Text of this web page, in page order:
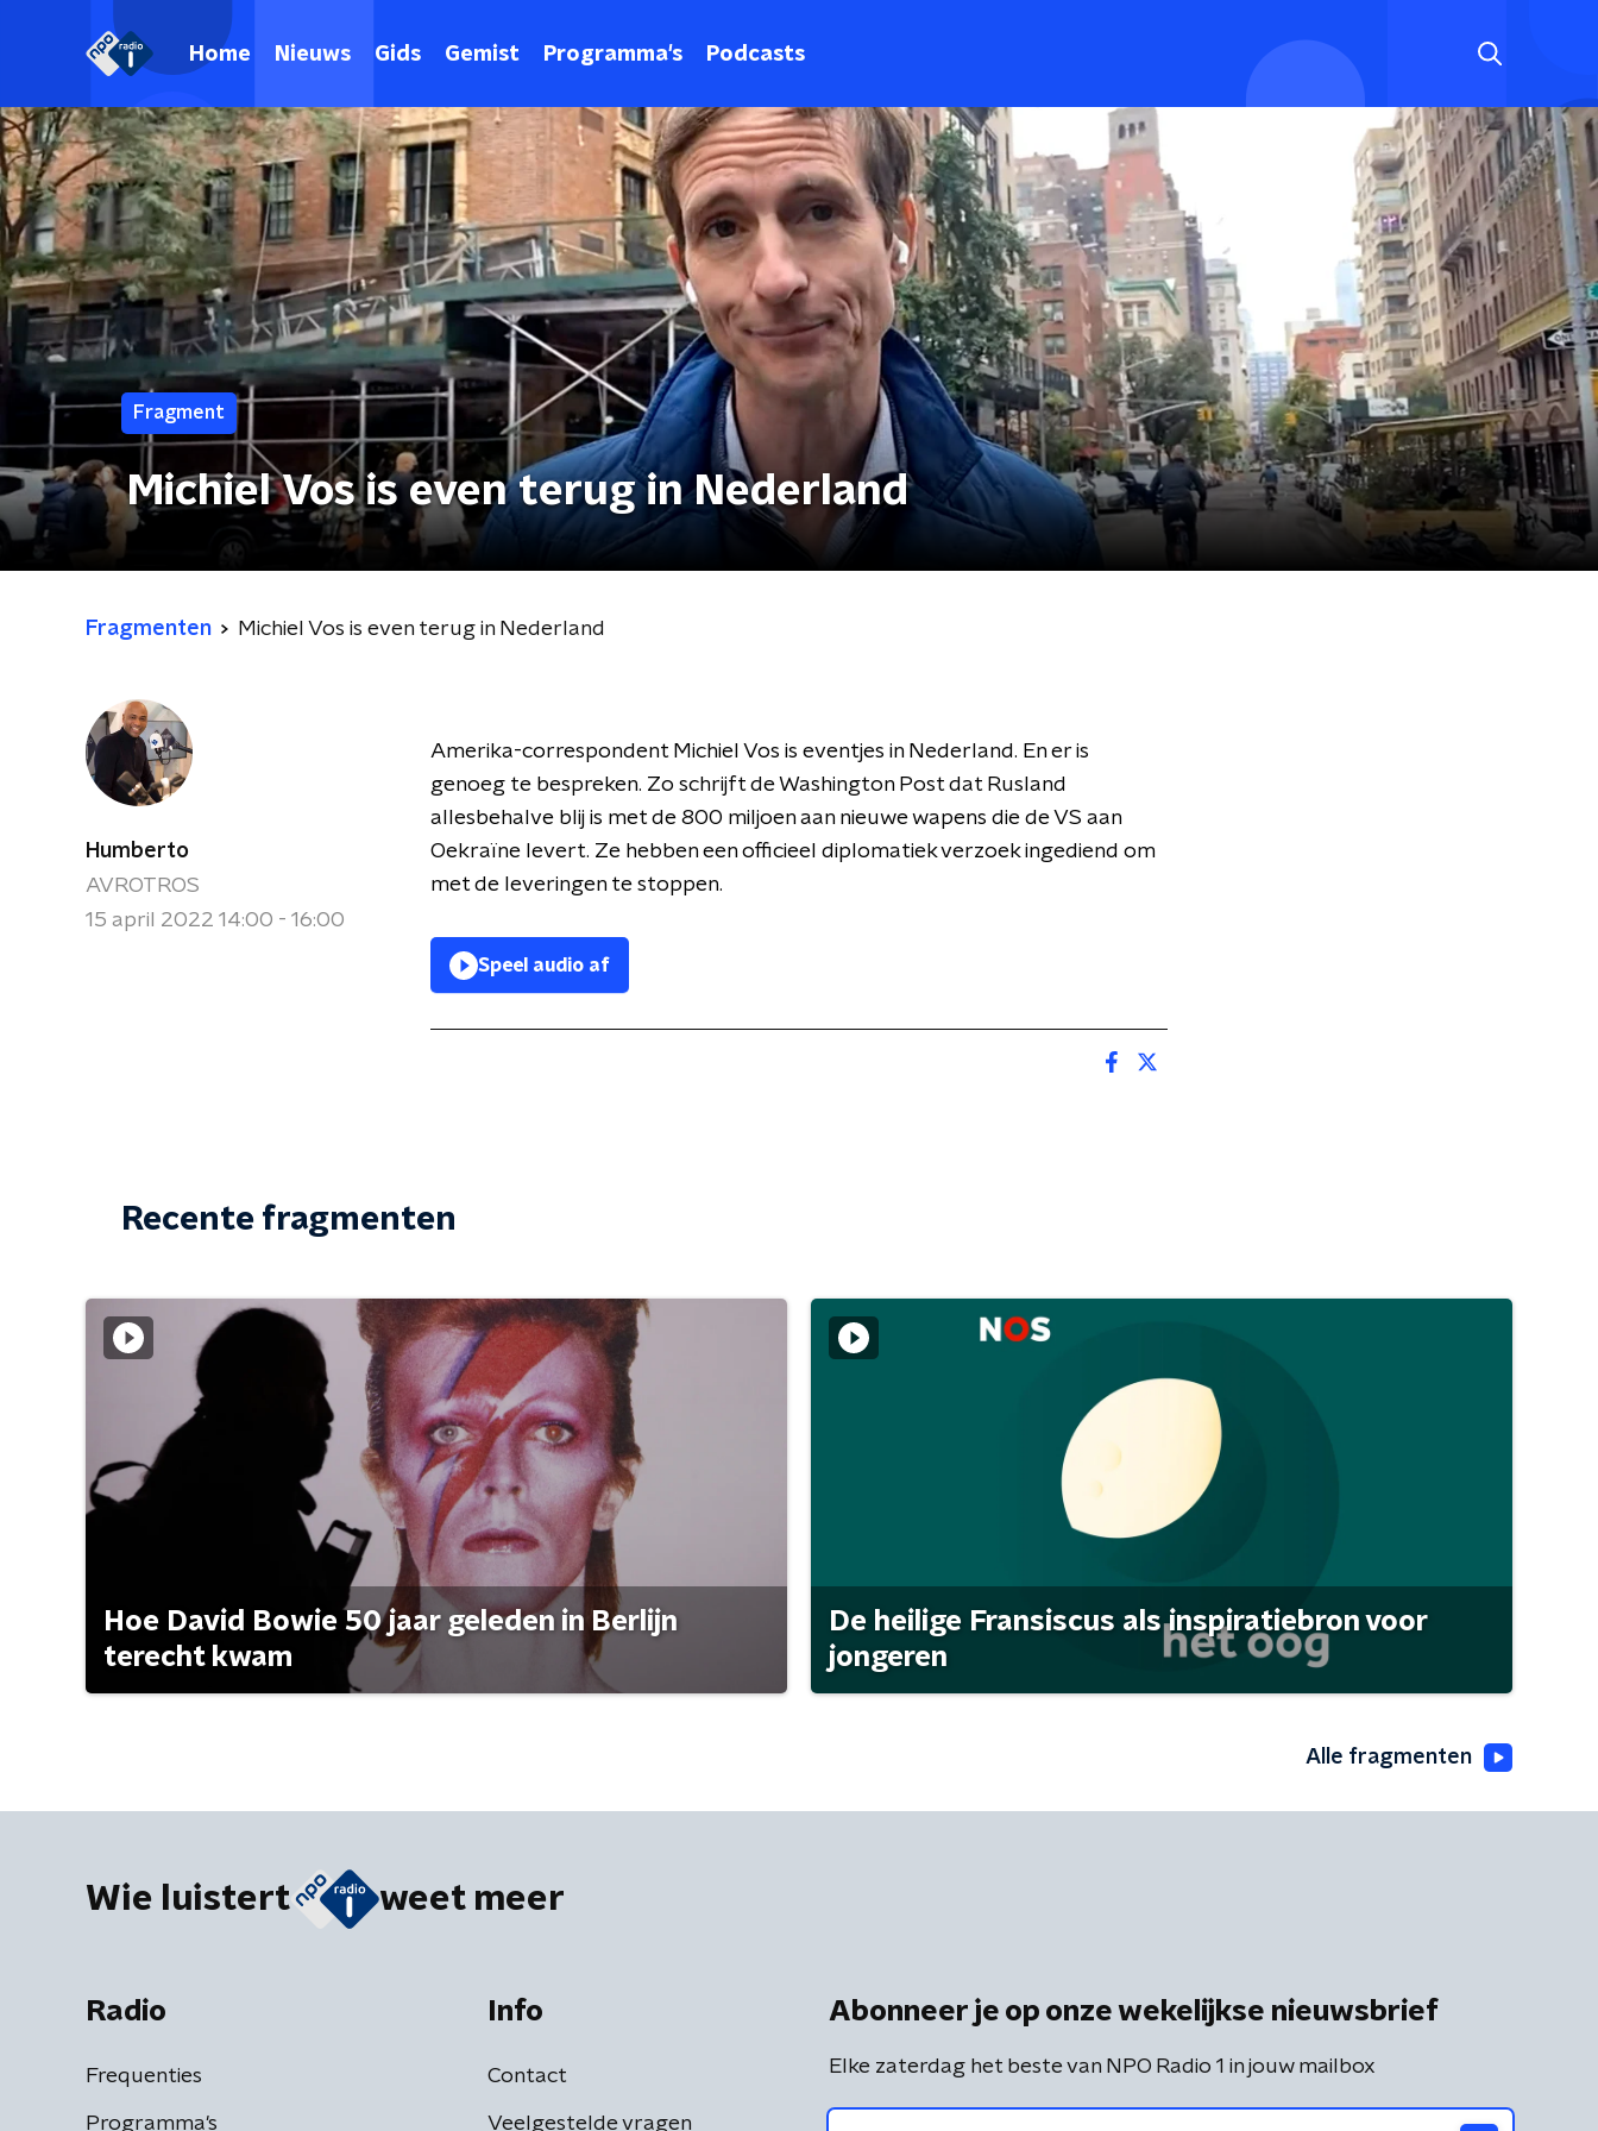
Home Nieuws Gids Gemist Programma's Podcasts
Fragment
Michiel Vos is even terug in Nederland
Fragmenten Michiel Vos is even terug in Nederland
Humberto
AVROTROS
15 april 2022 14:00 - 16:00
Amerika-correspondent Michiel Vos is eventjes in Nederland. En er is
genoeg te bespreken. Zo schrijft de Washington Post dat Rusland
allesbehalve blij is met de 800 miljoen aan nieuwe wapens die de VS aan
Oekraïne levert. Ze hebben een officieel diplomatiek verzoek ingediend om
met de leveringen te stoppen.
Speel audio af
Recente fragmenten
Hoe David Bowie 50 jaar geleden in Berlijn
terecht kwam
De heilige Fransiscus als inspiratiebron voor
jongeren
Alle fragmenten
Wie luistert weet meer
Radio
Frequenties
Programma's
Info
Contact
Veelgestelde vragen
Abonneer je op onze wekelijkse nieuwsbrief
Elke zaterdag het beste van NPO Radio 1 in jouw mailbox